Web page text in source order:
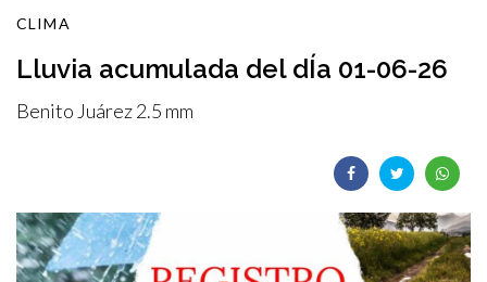
CLIMA
Lluvia acumulada del dÍa 01-06-26
Benito Juárez 2.5 mm